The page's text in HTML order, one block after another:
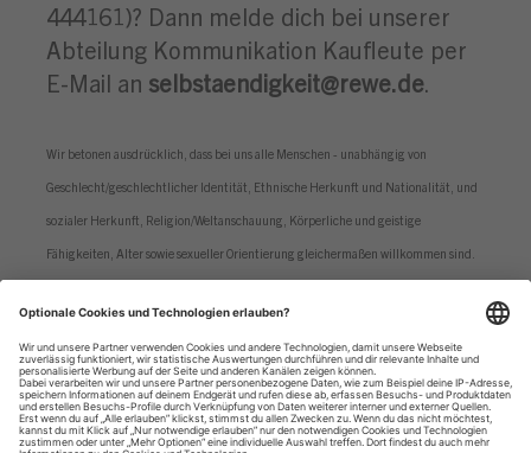
444161)? Dann melde dich bei unserer
Abteilung Kommunikation Kaufleute per
E-Mail an selbstaendigkeit@rewe.de.
Wir betonen ausdrücklich, dass bei uns alle Menschen - unabhängig von
Geschlecht/geschlechtlicher Identität, Ethnische Herkunft und Nationalität, und
sozialer Herkunft, Religion/Weltanschauung, Körperliche und geistige
Fähigkeiten, Alter sowie sexueller Orientierung gleichermaßen willkommen sind.
Datenschutzhinweise